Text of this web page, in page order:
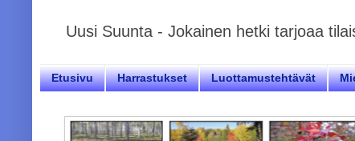
Uusi Suunta - Jokainen hetki tarjoaa
Etusivu Harrastukset Luottamustehtävät